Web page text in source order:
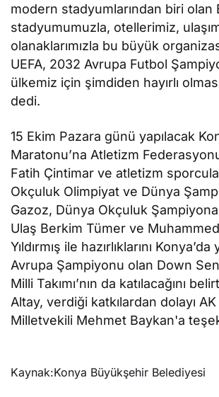
modern stadyumlarından biri olan
stadyumumuzla, otellerimiz,
olanaklarımızla bu büyük
UEFA, 2032 Avrupa Futbol
ülkemiz için şimdiden hayırlı
dedi.
15 Ekim Pazara günü yapılacak
Maratonu’na Atletizm
Fatih Çintimar ve atletizm
Okçuluk Olimpiyat ve Dünya
Gazoz, Dünya Okçuluk
Ulaş Berkim Tümer ve
Yıldırmış ile hazırlıklarını
Avrupa Şampiyonu olan Down
Milli Takımı’nın da katılacağını
Altay, verdiği katkılardan dolayı
Milletvekili Mehmet Baykan'a
Kaynak:Konya Büyükşehir Belediyesi